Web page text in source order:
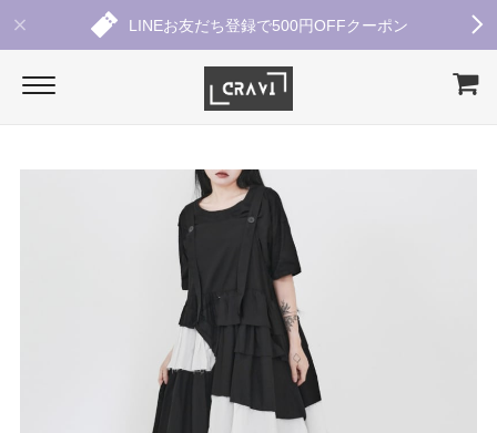
LINEお友だち登録で500円OFFクーポン